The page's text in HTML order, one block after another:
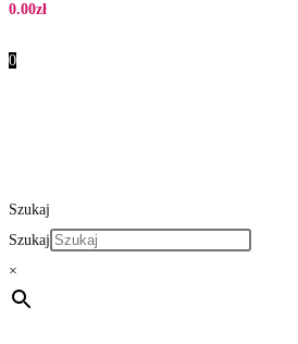
0.00zł
0
Szukaj
Szukaj
×